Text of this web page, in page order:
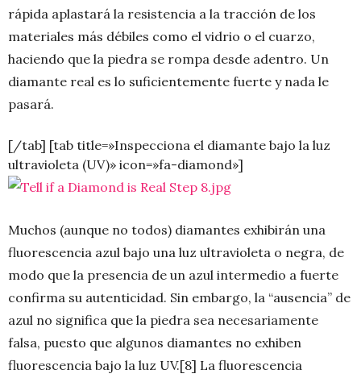
rápida aplastará la resistencia a la tracción de los
materiales más débiles como el vidrio o el cuarzo,
haciendo que la piedra se rompa desde adentro. Un
diamante real es lo suficientemente fuerte y nada le
pasará.
[/tab] [tab title=»Inspecciona el diamante bajo la luz
ultravioleta (UV)» icon=»fa-diamond»]
Muchos (aunque no todos) diamantes exhibirán una
fluorescencia azul bajo una luz ultravioleta o negra, de
modo que la presencia de un azul intermedio a fuerte
confirma su autenticidad. Sin embargo, la “ausencia” de
azul no significa que la piedra sea necesariamente
falsa, puesto que algunos diamantes no exhiben
fluorescencia bajo la luz UV.[8] La fluorescencia